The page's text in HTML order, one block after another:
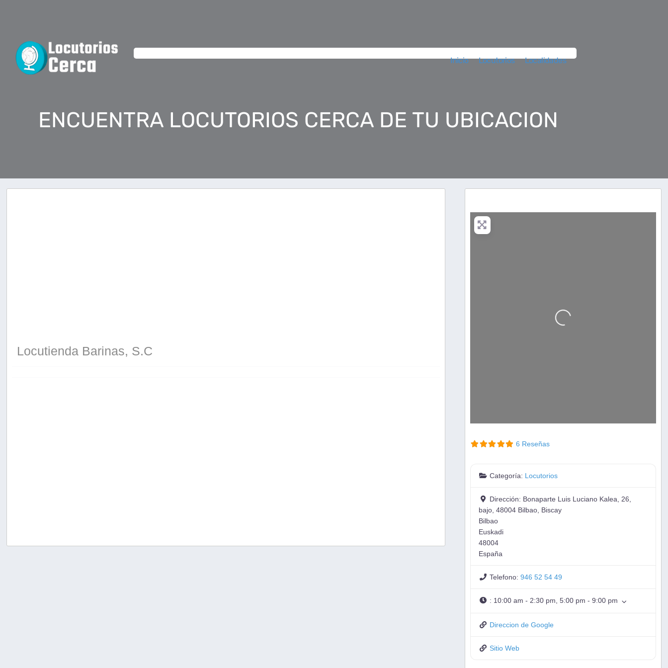
Inicio Locutorios Localidades
ENCUENTRA LOCUTORIOS CERCA DE TU UBICACION
Locutienda Barinas, S.C
Cargando…
6 Reseñas
Categoría: Locutorios
Dirección: Bonaparte Luis Luciano Kalea, 26,
bajo, 48004 Bilbao, Biscay
Bilbao
Euskadi
48004
España
Telefono: 946 52 54 49
: 10:00 am - 2:30 pm, 5:00 pm - 9:00 pm
Direccion de Google
Sitio Web